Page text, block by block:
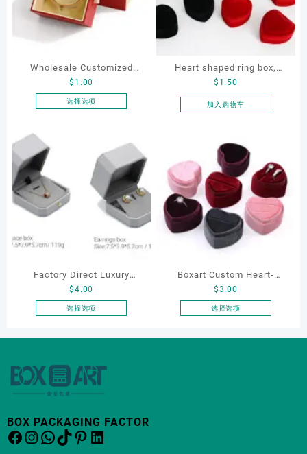
Wholesale Customized
Leatherette Drawer Box
Jewelry Packaging Bags
Bracelet Gift Jewelry
Packaging Boxes
$ 1.00
选择选项
品
页
面
上
些
选
Heart shaped ring box,
flocking ring box, ring box,
earring box
$ 1.50
加入购物车
Factory Direct Luxury
Jewelry Box Set
Elegantjewelry Boxes
$4.00
选择选项
产
有
多
体。
可
Boxart Custom Heart-
Shaped Velvet Ring Box
Wedding Proposal Jewelry
$3.00
选择选项
产
BOX PACKAGING FACTOR
Facebook
Instagram
WhatsApp
TikTok
Pinterest
LinkedIn